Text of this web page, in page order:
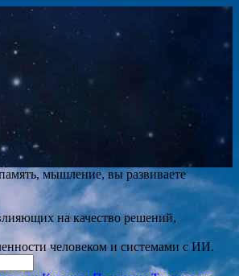
мышление, вы развиваете
на качество решений,
человеком и системами с ИИ.